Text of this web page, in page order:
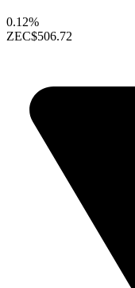
0.12%
ZEC$506.72